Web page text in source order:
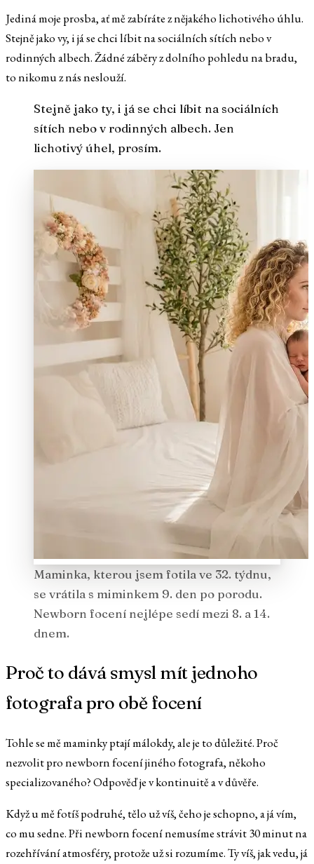
Jediná moje prosba, ať mě zabíráte z nějakého lichotivého úhlu.
Stejně jako vy, i já se chci líbit na sociálních sítích nebo v
rodinných albech. Žádné záběry z dolního pohledu na bradu,
to nikomu z nás neslouží.
Stejně jako ty, i já se chci líbit na sociálních
sítích nebo v rodinných albech. Jen
lichotivý úhel, prosím.
Maminka, kterou jsem fotila ve 32. týdnu,
se vrátila s miminkem 9. den po porodu.
Newborn focení nejlépe sedí mezi 8. a 14.
dnem.
Proč to dává smysl mít jednoho
fotografa pro obě focení
Tohle se mě maminky ptají málokdy, ale je to důležité. Proč
nezvolit pro newborn focení jiného fotografa, někoho
specializovaného? Odpověď je v kontinuitě a v důvěře.
Když u mě fotíš podruhé, tělo už víš, čeho je schopno, a já vím,
co mu sedne. Při newborn focení nemusíme strávit 30 minut na
rozehřívání atmosféry, protože už si rozumíme. Ty víš, jak vedu, já